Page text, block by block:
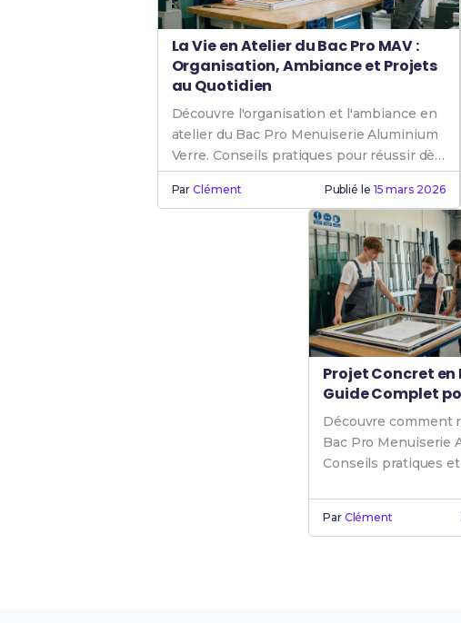
La Vie en Atelier du Bac Pro MAV :
Organisation, Ambiance et Projets
au Quotidien
Découvre l'organisation et l'ambiance en
atelier du Bac Pro Menuiserie Aluminium
Verre. Conseils pratiques pour réussir dès
la seconde.
ParClément Publié le 15 mars 2026
Projet Concret en
Guide Complet
Découvre comment
Bac Pro Menuiserie
Conseils pratiques
Par Clément